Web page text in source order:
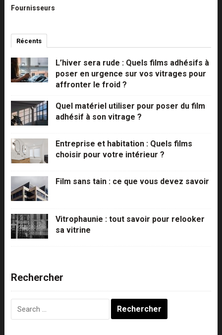
Fournisseurs
Récents
L’hiver sera rude : Quels films adhésifs à
poser en urgence sur vos vitrages pour
affronter le froid ?
Quel matériel utiliser pour poser du film
adhésif à son vitrage ?
Entreprise et habitation : Quels films
choisir pour votre intérieur ?
Film sans tain : ce que vous devez savoir
Vitrophaunie : tout savoir pour relooker
sa vitrine
Rechercher